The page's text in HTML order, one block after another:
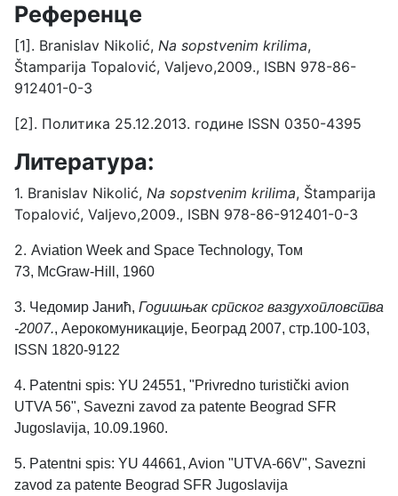
Референце
[1]. Branislav Nikolić, Na sopstvenim krilima,
Štamparija Topalović, Valjevo,2009., ISBN 978-86-
912401-0-3
[2]. Политика 25.12.2013. године ISSN 0350-4395
Литература:
1. Branislav Nikolić, Na sopstvenim krilima, Štamparija
Topalović, Valjevo,2009., ISBN 978-86-912401-0-3
2. Aviation Week and Space Technology, Том
73, McGraw-Hill, 1960
3. Чедомир Јанић, Годишњак српског ваздухопловства
-2007., Аерокомуникације, Београд 2007, стр.100-103,
ISSN 1820-9122
4. Patentni spis: YU 24551, "Privredno turistički avion
UTVA 56", Savezni zavod za patente Beograd SFR
Jugoslavija, 10.09.1960.
5. Patentni spis: YU 44661, Avion "UTVA-66V", Savezni
zavod za patente Beograd SFR Jugoslavija